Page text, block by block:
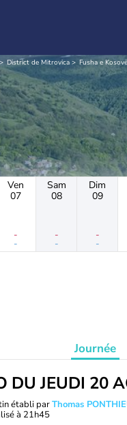
District de Mitrovica Fusha e
Ven
07
-
-
Sam
08
-
-
Dim
09
-
-
Journée
DU JEUDI 20
établi parThomas
à 21h45